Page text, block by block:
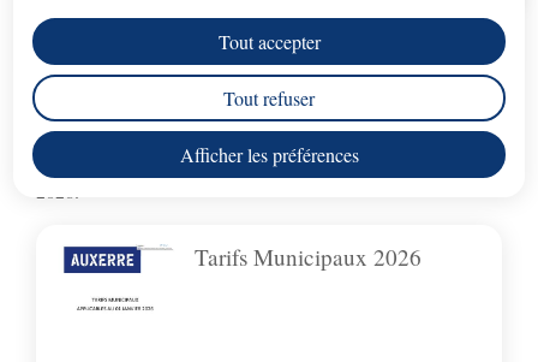
Afficher les préférences
Tout accepter
Tout refuser
Le servicerouvrira le lundi 7 septembre 2026, aux
Nous vous remercions de votre compréhension.
Découvrez les nouveaux tarifs municipaux
en vigueur.
Découvrez les nouveaux tarifs municipaux en vigueur en
Tarifs Municipaux 2026